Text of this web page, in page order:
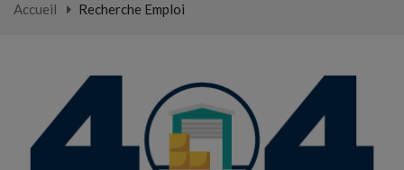
Accueil Recherche Emploi